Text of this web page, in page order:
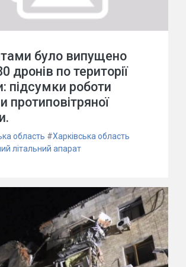
було випущено
дронів по території
підсумки роботи
протиповітряної
область #Харківська область
літальний апарат